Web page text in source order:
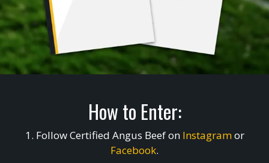
How to Enter:
1. Follow Certified Angus Beef on Instagramor
Facebook.